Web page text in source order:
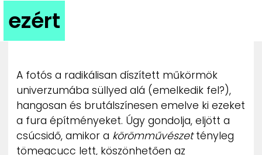
ZENE
MÉDIAAJÁNLAT
IMPRESSZUM
PR-ARCHÍVUM
ADATKEZELÉSI TÁJÉKOZTATÓ
ezért
A fotós a radikálisan díszített műkörmök
univerzumába süllyed alá (emelkedik fel?),
hangosan és brutálszínesen emelve ki ezeket
a fura építményeket. Úgy gondolja, eljött a
csúcsidő, amikor a körömművészettényleg
tömegcucc lett, köszönhetően az